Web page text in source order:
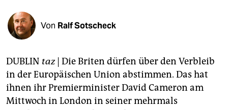
shop
fragen & hilfe
unterstützen
abo
genossenschaft
Von Ralf Sotscheck
DUBLIN taz| Die Briten dürfen über den Verbleib
in der Europäischen Union abstimmen. Das hat
ihnen ihr Premierminister David Cameron am
Mittwoch in London in seiner mehrmals